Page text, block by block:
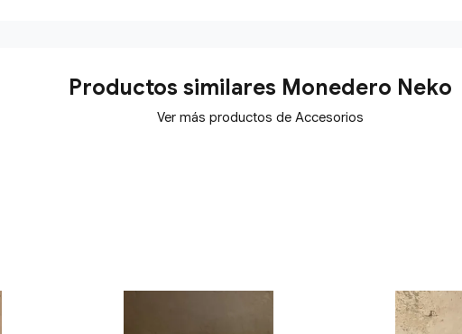
Productos similares Monedero Neko
Ver más productos de Accesorios